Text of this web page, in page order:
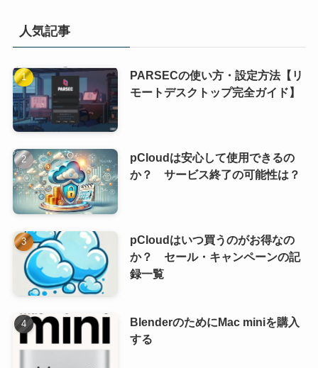
人気記事
PARSECの使い方・設定方法【リ
モートデスクトップ完全ガイド】
pCloudは安心して使用できるの
か？ サービス終了の可能性は？
pCloudはいつ買うのがお得なの
か？ セール・キャンペーンの記
録一覧
BlenderのためにMac miniを購入
する